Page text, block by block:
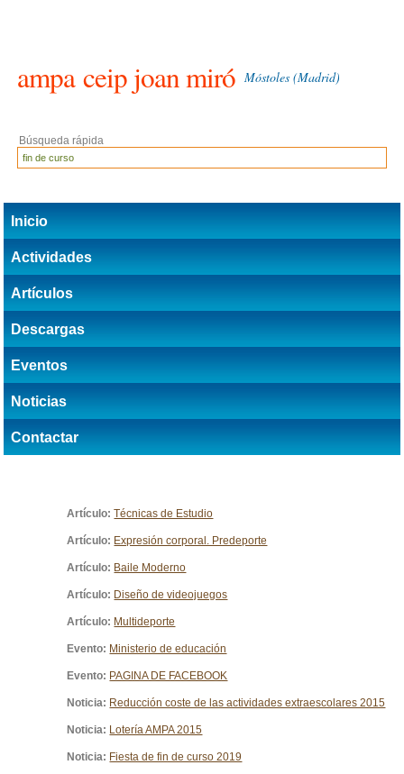
ampaceip joan miró Móstoles (Madrid)
Búsqueda rápida
Inicio
Actividades
Artículos
Descargas
Eventos
Noticias
Contactar
Artículo:Técnicas de Estudio
Artículo: Expresión corporal. Predeporte
Artículo: Baile Moderno
Artículo: Diseño de videojuegos
Artículo: Multideporte
Evento: Ministerio de educación
Evento: PAGINA DE FACEBOOK
Noticia: Reducción coste de las actividades extraescolares 2015
Noticia: Lotería AMPA 2015
Noticia: Fiesta de fin de curso 2019